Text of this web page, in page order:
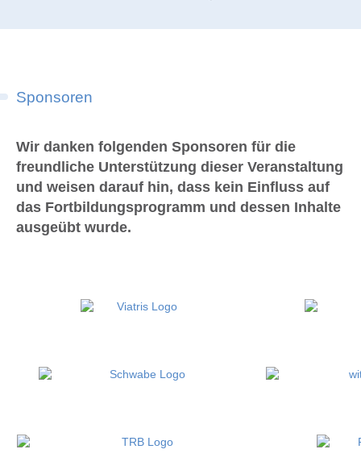
Sponsoren
Wir danken folgenden Sponsoren für die
freundliche Unterstützung dieser Veranstaltung
und weisen darauf hin, dass kein Einfluss auf
das Fortbildungsprogramm und dessen Inhalte
ausgeübt wurde.